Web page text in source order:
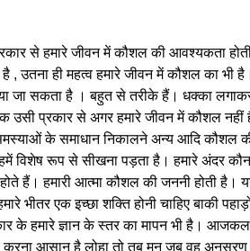
से हमारे जीवन में कौशल की आवश्यकता
ही महत्व हमारे जीवन में कौशल का भी
जा सकता है । बहुत से तरीके हैं। धक्का
प्रकार से अगर हमारे जीवन में कौशल
के समाधान निकालने अन्य आदि कौशल
रूप से सीखना पड़ता है। हमारे अंदर कौन
हैं। हमारी आत्मा कौशल की जननी होती है।
भीतर एक इच्छा शक्ति होनी चाहिए बाकी
के हमारे ज्ञान के स्तर का मापन भी है।
आसान है लोहा तो तब मन जब वह अनुसरण